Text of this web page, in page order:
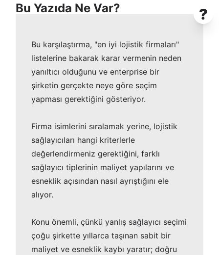
Bu Yazıda Ne Var?
Bu karşılaştırma, "en iyi lojistik firmaları"
listelerine bakarak karar vermenin neden
yanıltıcı olduğunu ve enterprise bir
şirketin gerçekte neye göre seçim
yapması gerektiğini gösteriyor.
Firma isimlerini sıralamak yerine, lojistik
sağlayıcıları hangi kriterlerle
değerlendirmeniz gerektiğini, farklı
sağlayıcı tiplerinin maliyet yapılarını ve
esneklik açısından nasıl ayrıştığını ele
alıyor.
Konu önemli, çünkü yanlış sağlayıcı seçimi
çoğu şirkette yıllarca taşınan sabit bir
maliyet ve esneklik kaybı yaratır; doğru
?